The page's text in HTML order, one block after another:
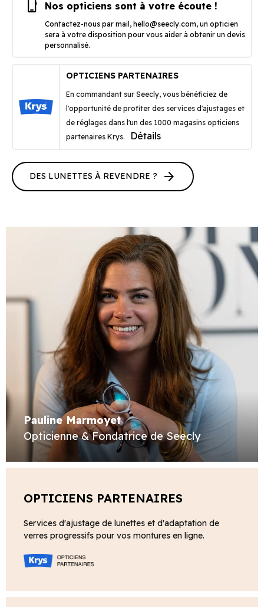
phone_iphone Nos opticiens sont à votre écoute !
Contactez-nous par mail, hello@seecly.com, un opticien
sera à votre disposition pour vous aider à obtenir un devis
personnalisé.
OPTICIENS PARTENAIRES
En commandant sur Seecly, vous bénéficiez de
l'opportunité de profiter des services d'ajustages et
de réglages dans l'un des 1000 magasins opticiens
partenaires Krys.
Détails
DES LUNETTES À REVENDRE ? arrow_forward
Pauline Marmoyet
Opticienne & Fondatrice de Seecly
OPTICIENS PARTENAIRES
Services d'ajustage de lunettes et d'adaptation de
verres progressifs pour vos montures en ligne.